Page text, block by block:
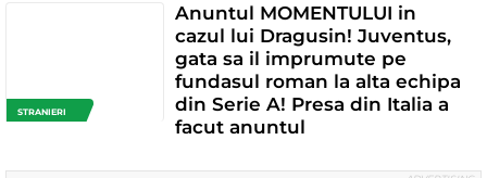
STRANIERI
Anuntul MOMENTULUI in
cazul lui Dragusin! Juventus,
gata sa il imprumute pe
fundasul roman la alta echipa
din Serie A! Presa din Italia a
facut anuntul